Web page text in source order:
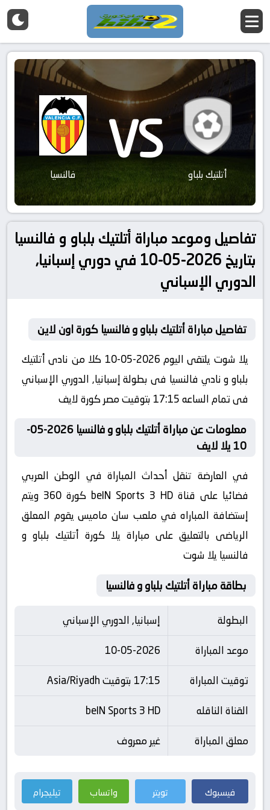
أتلتيك بلباو VS فالنسيا
تفاصيل وموعد مباراة أتلتيك بلباو و فالنسيا
بتاريخ 2026-05-10 في دوري إسبانيا,
الدوري الإسباني
تفاصيل مباراة أتلتيك بلباو و فالنسيا كورة اون لاين
يلا شوت يلتقى اليوم 2026-05-10 كلا من نادى أتلتيك
بلباو و نادي فالنسيا فى بطولة إسبانيا, الدوري الإسباني
فى تمام الساعه 17:15 بتوقيت مصر كورة لايف
معلومات عن مباراة أتلتيك بلباو و فالنسيا 2026-05-
10 يلا لايف
في العارضة تنقل أحداث المباراة في الوطن العربي
فضائيا على قناة beIN Sports 3 HD كورة 360 ويتم
إستضافة المباراه في ملعب سان ماميس يقوم المعلق
الرياضى بالتعليق على مباراة يلا كورة أتلتيك بلباو و
فالنسيا يلا شوت
بطاقة مباراة أتلتيك بلباو و فالنسيا
البطولة
إسبانيا, الدوري الإسباني
موعد المباراة
10-05-2026
توقيت المباراة
17:15 بتوقيت Asia/Riyadh
القناة الناقله
beIN Sports 3 HD
معلق المباراة
غير معروف
فيسبوك تويتر واتساب تيليجرام